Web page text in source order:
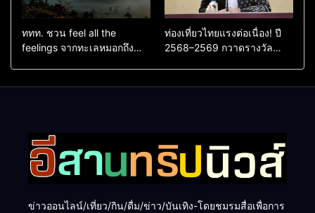
ททท. ชวน feel all the
feelings จากทะเลหมอกถึง
ท่องเที่ยวไทยแรงต่อเนื่อง! ปี
2568–2569 กวาดรางวัล
ข่าวออนไลน์/เที่ยว/กิน/ดื่ม/ข่าว/บันเทิง-โดยชมรมสื่อเพื่อการ